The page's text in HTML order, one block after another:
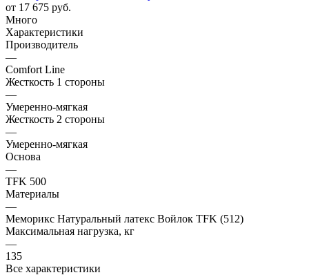
от 17 675 руб.
Много
Характеристики
Производитель
—
Comfort Line
Жесткость 1 стороны
—
Умеренно-мягкая
Жесткость 2 стороны
—
Умеренно-мягкая
Основа
—
TFK 500
Материалы
—
Меморикс Натуральный латекс Войлок TFK (512)
Максимальная нагрузка, кг
—
135
Все характеристики